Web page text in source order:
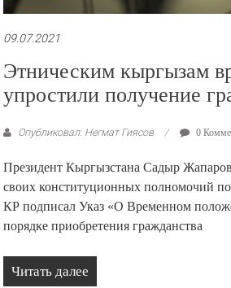
09.07.2021
Этническим кыргызам
упростили получение
Опубликовал: Негмат Гиясов 0
Президент Кыргызстана Садыр
своих конституционных полномочий
КР подписал Указ «О Временном
порядке приобретения гражданства
Читать далее